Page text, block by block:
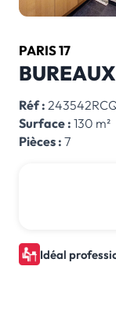
PARIS 17
Réf :
Surface : 130 m²
Pièces : 7
Idéal